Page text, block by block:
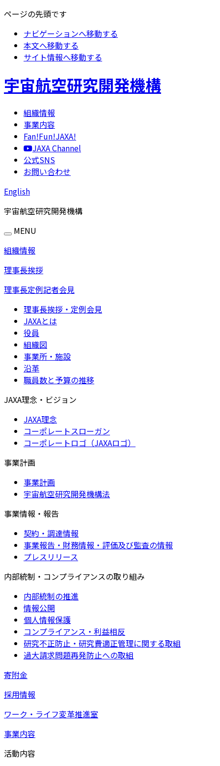
ページの先頭です
ナビゲーションへ移動する
本文へ移動する
サイト情報へ移動する
宇宙航空研究開発機構
組織情報
事業内容
Fan!Fun!JAXA!
JAXA Channel
公式SNS
お問い合わせ
English
宇宙航空研究開発機構
MENU
組織情報
理事長挨拶
理事長定例記者会見
理事長挨拶・定例会見
JAXAとは
役員
組織図
事業所・施設
沿革
職員数と予算の推移
JAXA理念・ビジョン
JAXA理念
コーポレートスローガン
コーポレートロゴ（JAXAロゴ）
事業計画
事業計画
宇宙航空研究開発機構法
事業情報・報告
契約・調達情報
事業報告・財務情報・評価及び監査の情報
プレスリリース
内部統制・コンプライアンスの取り組み
内部統制の推進
情報公開
個人情報保護
コンプライアンス・利益相反
研究不正防止・研究費適正管理に関する取組
過大請求問題再発防止への取組
寄附金
採用情報
ワーク・ライフ変革推進室
事業内容
活動内容